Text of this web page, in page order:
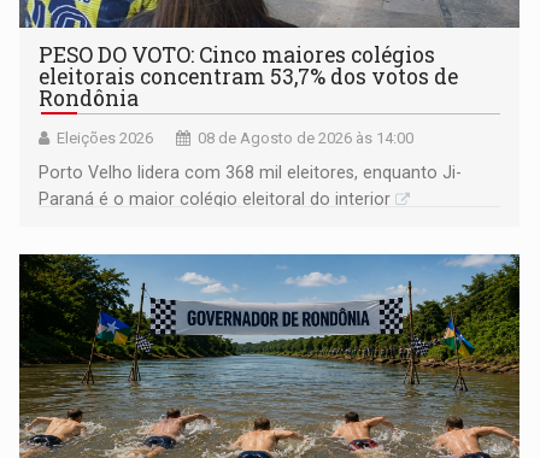
PESO DO VOTO: Cinco maiores colégios
eleitorais concentram 53,7% dos votos de
Rondônia
Eleições 2026 08 de Agosto de 2026 às 14:00
Porto Velho lidera com 368 mil eleitores, enquanto Ji-
Paraná é o maior colégio eleitoral do interior